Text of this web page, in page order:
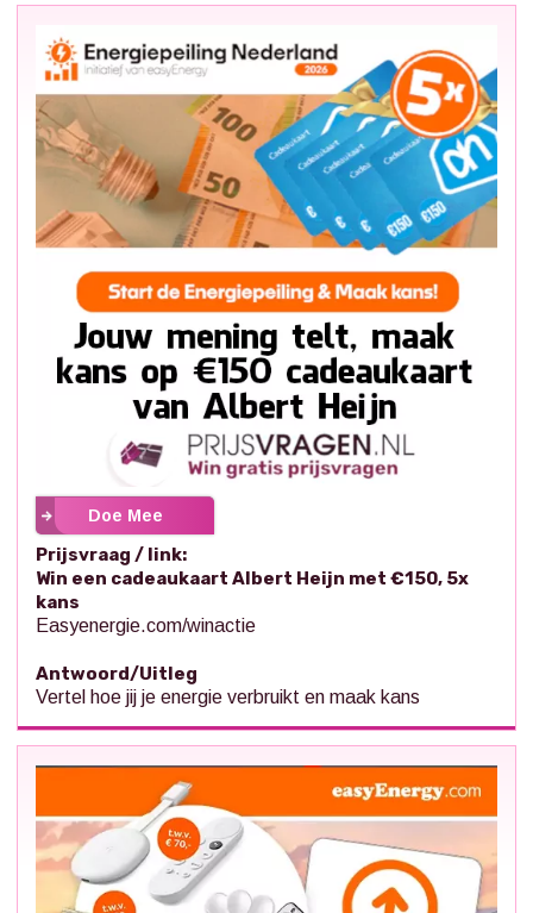
Doe Mee
Prijsvraag / link:
Win een cadeaukaart Albert Heijn met €150, 5x
kans
Easyenergie.com/winactie
Antwoord/Uitleg
Vertel hoe jij je energie verbruikt en maak kans